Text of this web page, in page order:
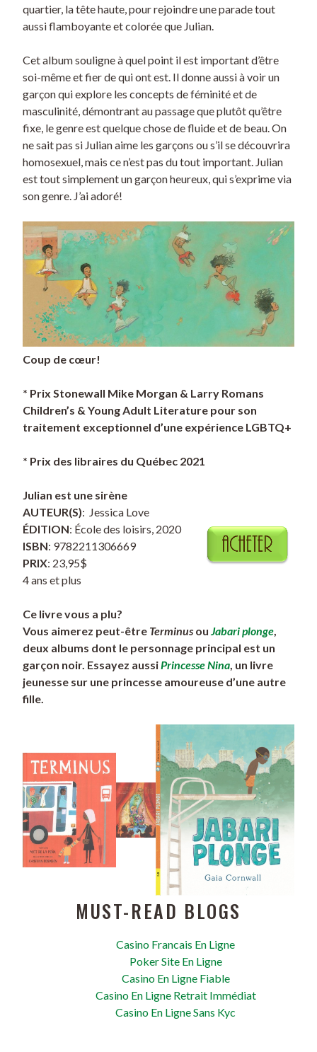
quartier, la tête haute, pour rejoindre une parade tout
aussi flamboyante et colorée que Julian.
Cet album souligne à quel point il est important d’être
soi-même et fier de qui ont est. Il donne aussi à voir un
garçon qui explore les concepts de féminité et de
masculinité, démontrant au passage que plutôt qu’être
fixe, le genre est quelque chose de fluide et de beau. On
ne sait pas si Julian aime les garçons ou s’il se découvrira
homosexuel, mais ce n’est pas du tout important. Julian
est tout simplement un garçon heureux, qui s’exprime via
son genre. J’ai adoré!
Coup de cœur!
* Prix Stonewall Mike Morgan & Larry Romans
Children’s & Young Adult Literature pour son
traitement exceptionnel d’une expérience LGBTQ+
* Prix des libraires du Québec 2021
Julian est une sirène
AUTEUR(S): Jessica Love
ÉDITION: École des loisirs, 2020
ISBN: 9782211306669
PRIX: 23,95$
4 ans et plus
Ce livre vous a plu?
Vous aimerez peut-être Terminus ou Jabari plonge
deux albums dont le personnage principal est un
garçon noir. Essayez aussi Princesse Nina , un livre
jeunesse sur une princesse amoureuse d’une autre
fille.
MUST-READ BLOGS
Casino Francais En Ligne
Poker Site En Ligne
Casino En Ligne Fiable
Casino En Ligne Retrait Immédiat
Casino En Ligne Sans Kyc